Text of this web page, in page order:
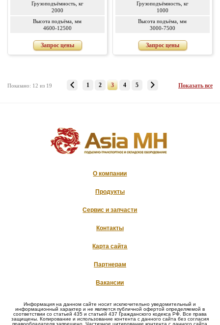
Грузоподъёмность, кг
2000
Высота подъёма, мм
4600-12500
Запрос цены
Грузоподъёмность, кг
1000
Высота подъёма, мм
3000-7500
Запрос цены
Показано: 12 из 19 Показать все
1 2 3 4 5
О компании
Продукты
Сервис и запчасти
Контакты
Карта сайта
Партнерам
Вакансии
Информация на данном сайте носит исключительно уведомительный и
информационный характер и не является публичной офертой определяемой в
соответствии со статьей 435 и статьей 437 Гражданского кодекса РФ. Все права
защищены. Копирование и использование контента с данного сайта без согласия
правообладателя запрещено. Частичное цитирование контента с данного сайта